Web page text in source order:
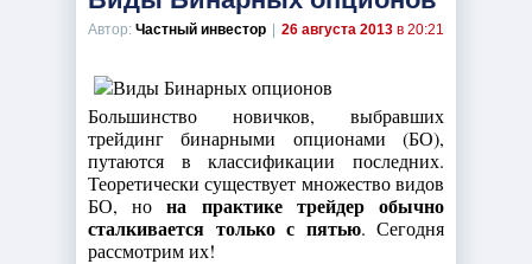
Автор: Частный инвестор 26 августа 2013 в 20:21
Большинство новичков, выбравших
трейдинг бинарными опционами (БО),
путаются в классификации последних.
Теоретически существует множество видов
БО, нона практике трейдер обычно
сталкивается только с пятью. Сегодня
рассмотрим их!